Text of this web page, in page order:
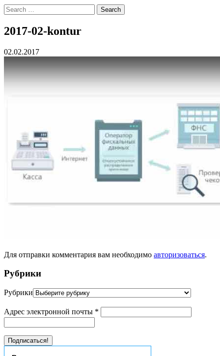
2017-02-kontur
02.02.2017
Для отправки комментария вам необходимо авторизоваться.
Рубрики
Рубрики
Адрес электронной почты *